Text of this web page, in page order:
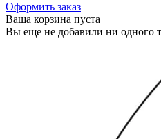
Оформить заказ
Ваша корзина пуста
Вы еще не добавили ни одного